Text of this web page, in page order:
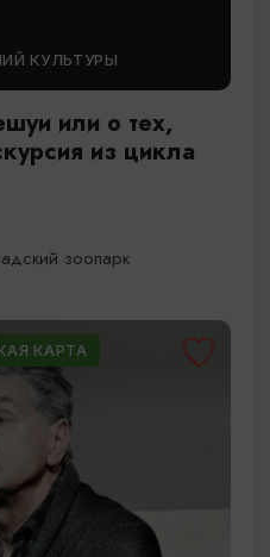
КУЛЬТУРЫ
или о тех,
из цикла
зоопарк
КАРТА